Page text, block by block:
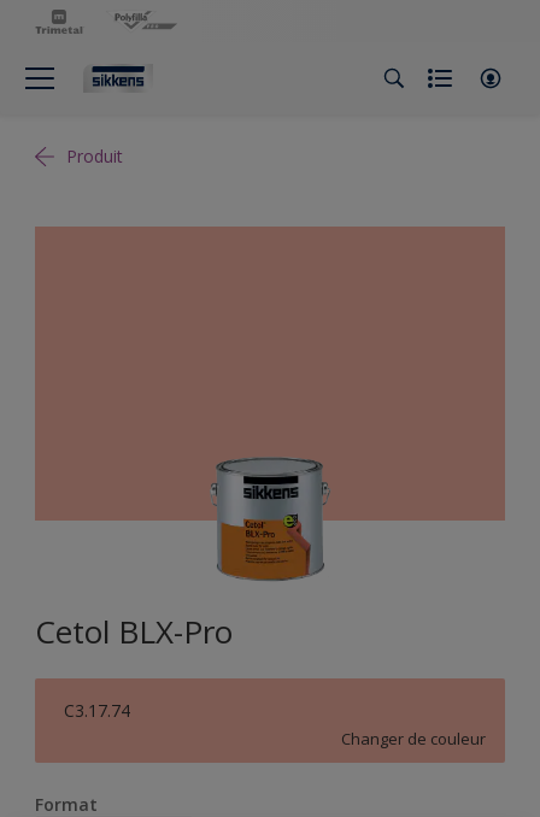
Produit
Cetol BLX-Pro
C3.17.74
Changer de couleur
Format